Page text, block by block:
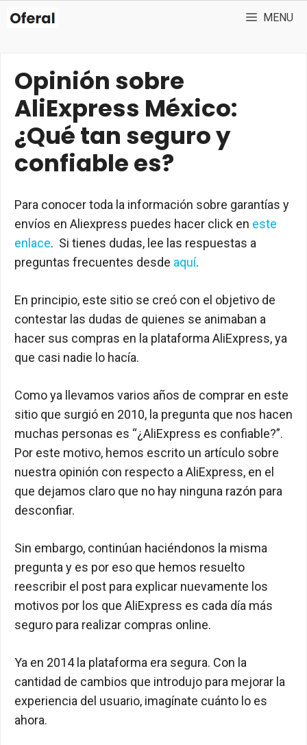
Saltar
MENU
Opinión sobre
AliExpress México:
¿Qué tan seguro y
confiable es?
Para conocer toda la información sobre garantías y
envíos en Aliexpress puedes hacer click en este
enlace. Si tienes dudas, lee las respuestas a
preguntas frecuentes desde aquí.
En principio, este sitio se creó con el objetivo de
contestar las dudas de quienes se animaban a
hacer sus compras en la plataforma AliExpress, ya
que casi nadie lo hacía.
Como ya llevamos varios años de comprar en este
sitio que surgió en 2010, la pregunta que nos hacen
muchas personas es “¿AliExpress es confiable?”.
Por este motivo, hemos escrito un artículo sobre
nuestra opinión con respecto a AliExpress, en el
que dejamos claro que no hay ninguna razón para
desconfiar.
Sin embargo, continúan haciéndonos la misma
pregunta y es por eso que hemos resuelto
reescribir el post para explicar nuevamente los
motivos por los que AliExpress es cada día más
seguro para realizar compras online.
Ya en 2014 la plataforma era segura. Con la
cantidad de cambios que introdujo para mejorar la
experiencia del usuario, imagínate cuánto lo es
ahora.